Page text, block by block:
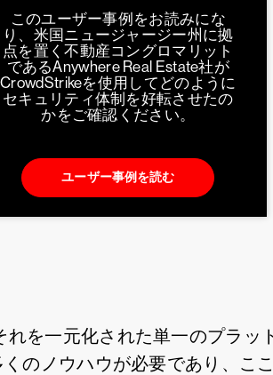
このユーザー事例をお読みにな
り、米国ニュージャージー州に拠
点を置く不動産コングロマリット
であるAnywhere Real Estate社が
CrowdStrikeを使用してどのように
セキュリティ体制を好転させたの
かをご確認ください。
ユーザー事例を読む
を一元化された単一のプラッ
のノウハウが必要であり、こ